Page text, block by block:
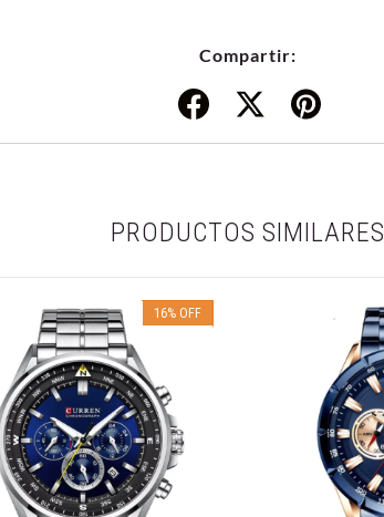
Compartir:
PRODUCTOS SIMILARES
16% OFF